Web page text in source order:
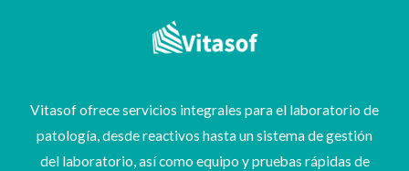
Vitasof ofrece servicios integrales para el laboratorio de
patología, desde reactivos hasta un sistema de gestión
del laboratorio, así como equipo y pruebas rápidas de